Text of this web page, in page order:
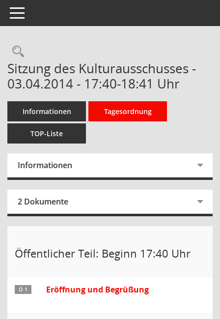
Toggle navigation
Rechercheauswahl
Sitzung des Kulturausschusses -
03.04.2014 - 17:40-18:41 Uhr
Informationen Tagesordnung
TOP-Liste
Informationen
2 Dokumente
Öffentlicher Teil: Beginn 17:40 Uhr
Ö 1 Eröffnung und Begrüßung